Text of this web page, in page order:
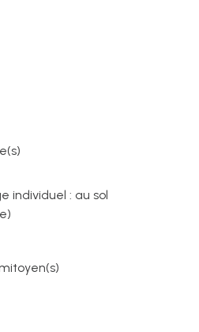
individuel : au sol